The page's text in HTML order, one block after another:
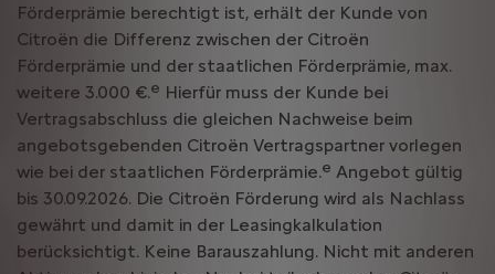
Förderprämie berechtigt ist, erhält der Kunde von
Citroën die Differenz zwischen der Citroën
Förderprämie und der staatlichen Förderprämie, max.
weitere 3.000 €.e Hierfür muss der Kunde bei
Vertragsabschluss die gleichen Nachweise beim
angebotsgebenden Citroën Vertragspartner vorlegen
wie bei der staatlichen Förderprämie.e Angebot gültig
bis 30.09.2026. Die Citroën Förderung wird als Nachlass
gewährt und damit in der Leasingkalkulation
berücksichtigt. Keine Barauszahlung. Nicht mit anderen